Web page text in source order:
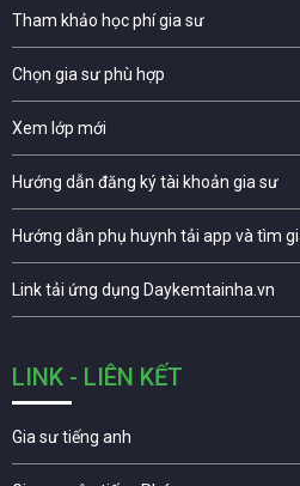
Tham khảo học phí gia sư
Chọn gia sư phù hợp
Xem lớp mới
Hướng dẫn đăng ký tài khoản gia sư
Hướng dẫn phụ huynh tải app và tìm
Link tải ứng dụng Daykemtainha.vn
LINK - LIÊN KẾT
Gia sư tiếng anh